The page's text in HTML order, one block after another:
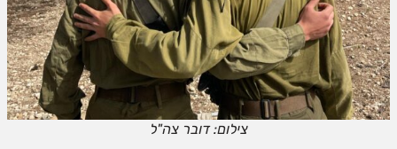
צילום: דובר צה"ל